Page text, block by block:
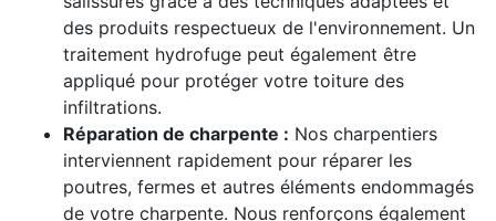
des produits respectueux de l'environnement. Un
traitement hydrofuge peut également être
appliqué pour protéger votre toiture des
infiltrations.
Réparation de charpente : Nos charpentiers
interviennent rapidement pour réparer les
poutres, fermes et autres éléments endommagés
de votre charpente. Nous renforçons également